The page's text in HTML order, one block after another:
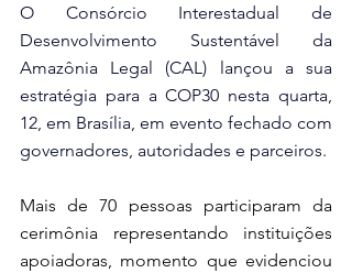
O Consórcio Interestadual de
Desenvolvimento Sustentável da
Amazônia Legal (CAL) lançou a sua
estratégia para a COP30 nesta quarta,
12, em Brasília, em evento fechado com
governadores, autoridades e parceiros.
Mais de 70 pessoas participaram da
cerimônia representando instituições
apoiadoras, momento que evidenciou